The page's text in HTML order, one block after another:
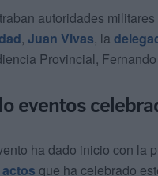
autoridades
, Juan Vivas, la
Provincial,
eventos
ha dado inicio con la
que ha celebrado